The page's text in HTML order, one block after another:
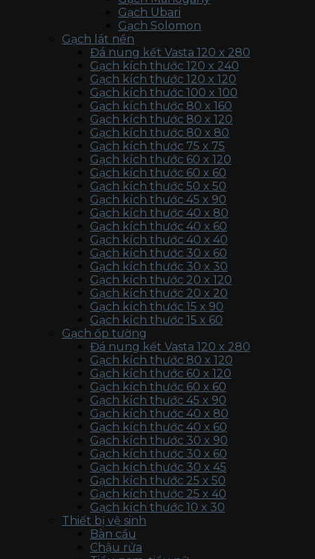
Gạch Ubari
Gạch Solomon
Gạch lát nền
Đá nung kết Vasta 120 x 280
Gạch kích thước 120 x 240
Gạch kích thước 120 x 120
Gạch kích thước 100 x 100
Gạch kích thước 80 x 160
Gạch kích thước 80 x 120
Gạch kích thước 80 x 80
Gạch kích thước 75 x 75
Gạch kích thước 60 x 120
Gạch kích thước 60 x 60
Gạch kích thước 50 x 50
Gạch kích thước 45 x 90
Gạch kích thước 40 x 80
Gạch kích thước 40 x 60
Gạch kích thước 40 x 40
Gạch kích thước 30 x 60
Gạch kích thước 30 x 30
Gạch kích thước 20 x 120
Gạch kích thước 20 x 20
Gạch kích thước 15 x 90
Gạch kích thước 15 x 60
Gạch ốp tường
Đá nung kết Vasta 120 x 280
Gạch kích thước 80 x 120
Gạch kích thước 60 x 120
Gạch kích thước 60 x 60
Gạch kích thước 45 x 90
Gạch kích thước 40 x 80
Gạch kích thước 40 x 60
Gạch kích thước 30 x 90
Gạch kích thước 30 x 60
Gạch kích thước 30 x 45
Gạch kích thước 25 x 50
Gạch kích thước 25 x 40
Gạch kích thước 10 x 30
Thiết bị vệ sinh
Bàn cầu
Chậu rửa